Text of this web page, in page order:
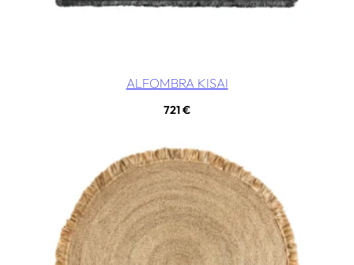
ALFOMBRA KISAI
721€